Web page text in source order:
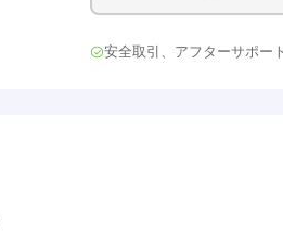
安全取引、アフターサポー